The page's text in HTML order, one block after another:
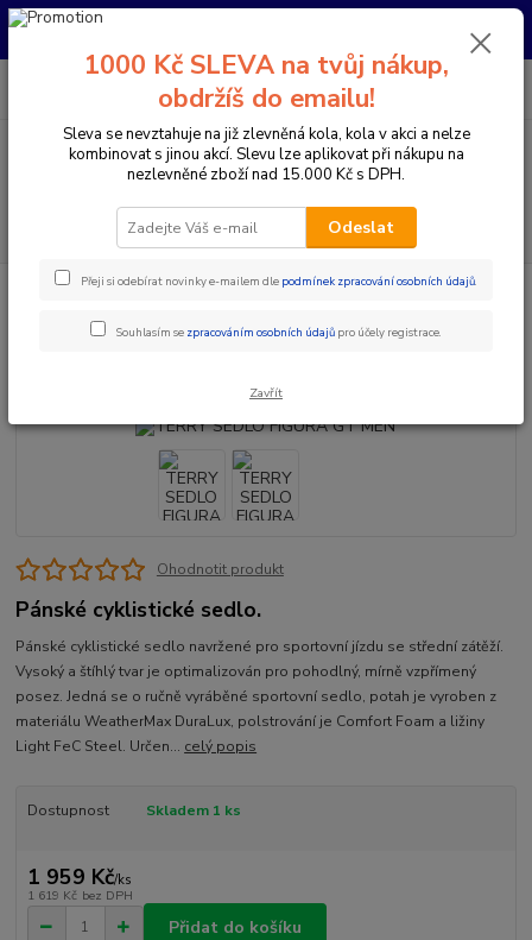
Pro nachystání kola / doplňků na prodejně si prosím zavolejte dopředu.
Menu
CZK
PO-PÁ 10:00-17:00 | SO: 9:00-12:00
Komponenty na kolo Sedla MTB sedla
TERRY SEDLO
Ohodnotit produkt
Pánské cyklistické sedlo.
Pánské cyklistické sedlo navržené pro sportovní jízdu se střední zátěží.
Vysoký a štíhlý tvar je optimalizován pro pohodlný, mírně vzpřímený
posez. Jedná se o ručně vyráběné sportovní sedlo, potah je vyroben z
materiálu WeatherMax DuraLux, polstrování je Comfort Foam a ližiny
Light FeC Steel. Určen... celý popis
Dostupnost Skladem 1 ks
1 959 Kč/ks
1 619 Kč bez DPH
Přidat do košíku
1000 Kč SLEVA na tvůj nákup,
obdržíš do emailu!
Sleva se nevztahuje na již zlevněná kola, kola v akci a nelze
kombinovat s jinou akcí. Slevu lze aplikovat při nákupu na
nezlevněné zboží nad 15.000 Kč s DPH.
Odeslat
Přeji si odebírat novinky e-mailem dle podmínek zpracování osobních údajů.
Souhlasím se zpracováním osobních údajů pro účely registrace.
Zavřít